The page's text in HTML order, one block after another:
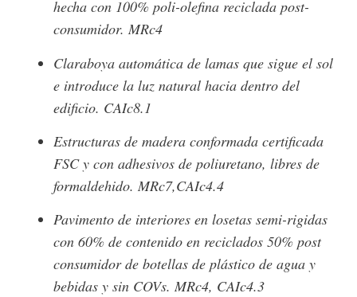
hecha con 100% poli-olefina reciclada post-
consumidor. MRc4
Claraboya automática de lamas que sigue el sol
e introduce la luz natural hacia dentro del
edificio. CAIc8.1
Estructuras de madera conformada certificada
FSC y con adhesivos de poliuretano, libres de
formaldehido. MRc7,CAIc4.4
Pavimento de interiores en losetas semi-rigidas
con 60% de contenido en reciclados 50% post
consumidor de botellas de plástico de agua y
bebidas y sin COVs. MRc4, CAIc4.3